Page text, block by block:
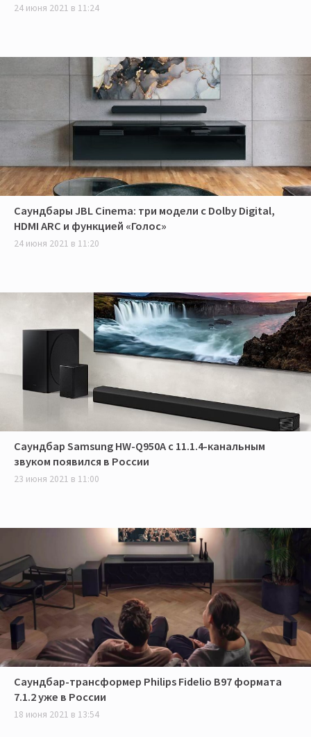
24 июня 2021 в 11:24
Саундбары JBL Cinema: три модели с Dolby Digital,
HDMI ARC и функцией «Голос»
24 июня 2021 в 11:20
Саундбар Samsung HW-Q950A с 11.1.4-канальным
звуком появился в России
23 июня 2021 в 11:00
Саундбар-трансформер Philips Fidelio B97 формата
7.1.2 уже в России
18 июня 2021 в 13:54